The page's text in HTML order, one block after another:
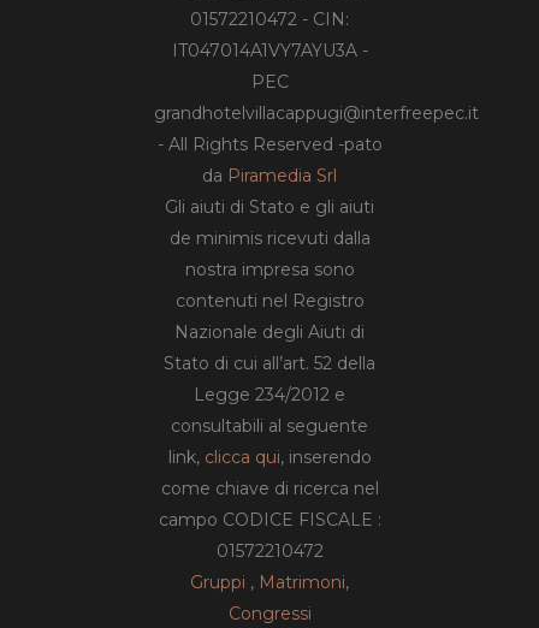
01572210472 - CIN:
IT047014A1VY7AYU3A -
PEC
grandhotelvillacappugi@interfreepec.it
- All Rights Reserved -pato
da Piramedia Srl
Gli aiuti di Stato e gli aiuti
de minimis ricevuti dalla
nostra impresa sono
contenuti nel Registro
Nazionale degli Aiuti di
Stato di cui all’art. 52 della
Legge 234/2012 e
consultabili al seguente
link, clicca qui, inserendo
come chiave di ricerca nel
campo CODICE FISCALE :
01572210472
Gruppi , Matrimoni,
Congressi